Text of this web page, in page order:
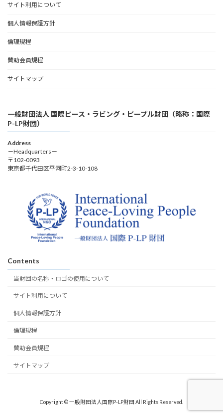
サイト利用について
個人情報保護方針
倫理規程
賛助会員規程
サイトマップ
一般財団法人 国際ピース・ラビング・ピープル財団（略称：国際
P-LP財団）
Address
－Headquarters－
〒102-0093
東京都千代田区平河町2-3-10-108
Contents
当財団の名称・ロゴの使用について
サイト利用について
個人情報保護方針
倫理規程
賛助会員規程
サイトマップ
Copyright © 一般財団法人国際P-LP財団 All Rights Reserved.